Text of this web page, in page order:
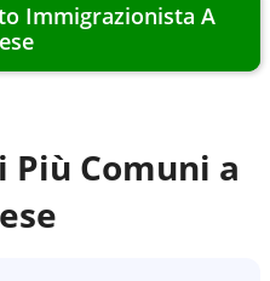
Immigrazionista A
Più Comuni a